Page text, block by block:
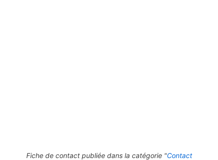
Fiche de contact publiée dans la catégorie "Contact